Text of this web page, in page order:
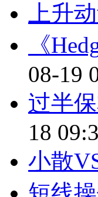
上升
《
08-19
过半
18
小散